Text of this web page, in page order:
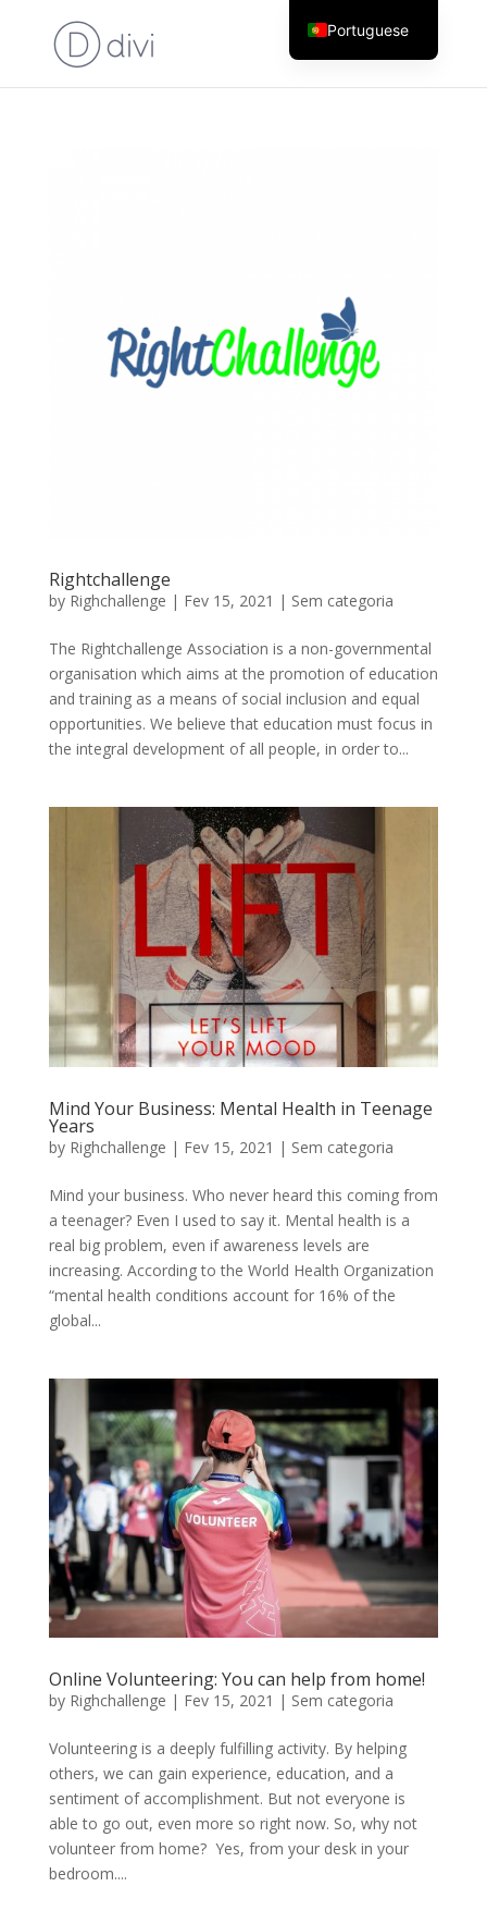
Rightchallenge
by Righchallenge | Fev 15, 2021 | Sem categoria
The Rightchallenge Association is a non-governmental
organisation which aims at the promotion of education
and training as a means of social inclusion and equal
opportunities. We believe that education must focus in
the integral development of all people, in order to...
Mind Your Business: Mental Health in Teenage
Years
by Righchallenge | Fev 15, 2021 | Sem categoria
Mind your business. Who never heard this coming from
a teenager? Even I used to say it. Mental health is a
real big problem, even if awareness levels are
increasing. According to the World Health Organization
“mental health conditions account for 16% of the
global...
Online Volunteering: You can help from home!
by Righchallenge | Fev 15, 2021 | Sem categoria
Volunteering is a deeply fulfilling activity. By helping
others, we can gain experience, education, and a
sentiment of accomplishment. But not everyone is
able to go out, even more so right now. So, why not
volunteer from home? Yes, from your desk in your
bedroom....
Portuguese
English